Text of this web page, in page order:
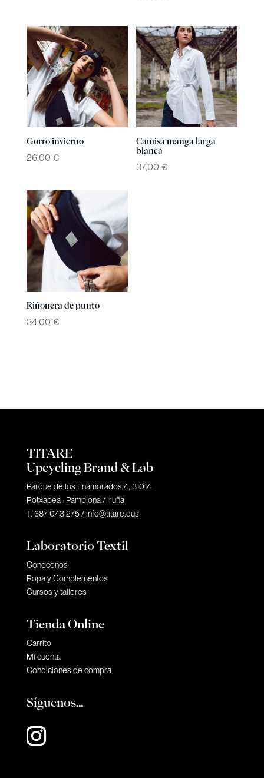
Gorro invierno
26,00 €
Camisa manga larga
blanca
37,00 €
Riñonera de punto
34,00 €
TITARE
Upcycling Brand & Lab
Parque de los Enamorados 4, 31014
Rotxapea · Pamplona / Iruña
T. 687 043 275 /info@titare.eus
Laboratorio Textil
Conócenos
Ropa y Complementos
Cursos y talleres
Tienda Online
Carrito
Mi cuenta
Condiciones de compra
Síguenos…